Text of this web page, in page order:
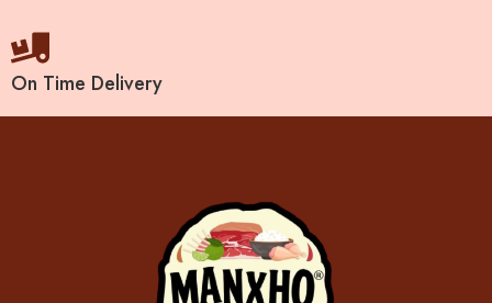
On Time Delivery